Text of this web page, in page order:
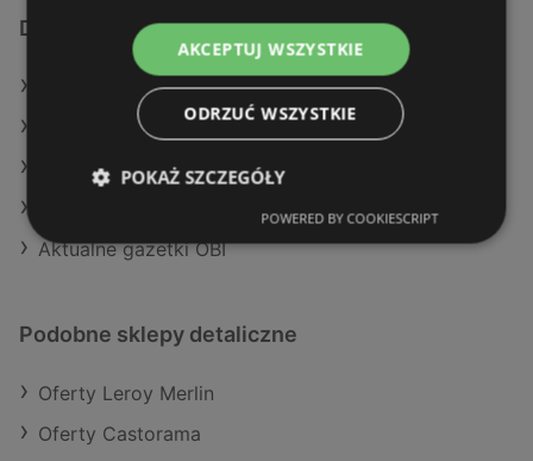
Dodatkowe łącza
Oferty Leroy Merlin
Aktualne gazetki Castorama
Aktualne gazetki Leroy Merlin
Aktualne gazetki OBI
Podobne sklepy detaliczne
Oferty Leroy Merlin
Oferty Castorama
AKCEPTUJ WSZYSTKIE
ODRZUĆ WSZYSTKIE
POKAŻ SZCZEGÓŁY
POWERED BY COOKIESCRIPT